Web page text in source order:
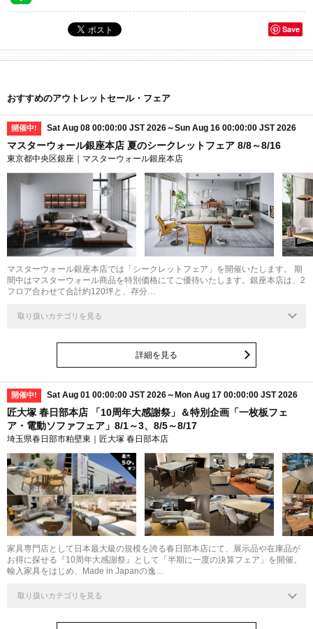
Save
おすすめのアウトレットセール・フェア
開催中! Sat Aug 08 00:00:00 JST 2026～Sun Aug 16 00:00:00 JST 2026
マスターウォール銀座本店 夏のシークレットフェア 8/8～8/16
東京都中央区銀座｜マスターウォール銀座本店
マスターウォール銀座本店では「シークレットフェア」を開催いたします。 期
間中はマスターウォール商品を特別価格にてご優待いたします。銀座本店は、2
フロア合わせて合計約120坪と、存分…
取り扱いカテゴリを見る
詳細を見る
開催中! Sat Aug 01 00:00:00 JST 2026～Mon Aug 17 00:00:00 JST 2026
匠大塚 春日部本店 「10周年大感謝祭」＆特別企画「一枚板フェ
ア・電動ソファフェア」8/1～3、8/5～8/17
埼玉県春日部市粕壁東｜匠大塚 春日部本店
最大
50%
家具専門店として日本最大級の規模を誇る春日部本店にて、展示品や在庫品が
お得に探せる『10周年大感謝祭』として「半期に一度の決算フェア」を開催。
輸入家具をはじめ、Made in Japanの逸…
取り扱いカテゴリを見る